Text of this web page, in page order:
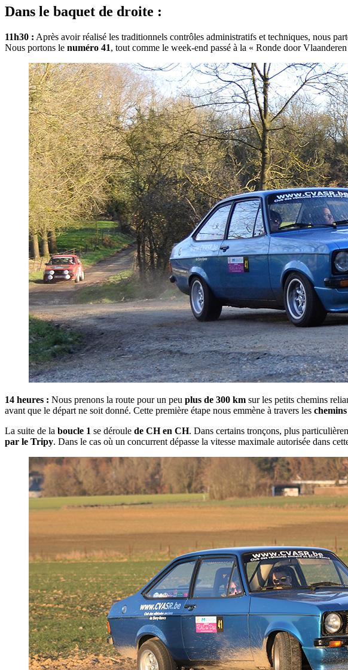
Dans le baquet de droite :
11h30 : Après avoir réalisé les traditionnels contrôles administratifs et techniques, nous
Nous portons le numéro 41, tout comme le week-end passé à la « Ronde door
14 heures : Nous prenons la route pour un peu plus de 300 km sur les petits chemins
avant que le départ ne soit donné. Cette première étape nous emmène à travers les
La suite de la boucle 1 se déroule de CH en CH. Dans certains tronçons, plus
par le Tripy. Dans le cas où un concurrent dépasse la vitesse maximale autorisée dans